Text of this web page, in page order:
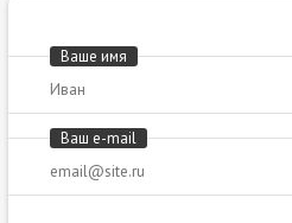
Ваше имя
Ваш e-mail